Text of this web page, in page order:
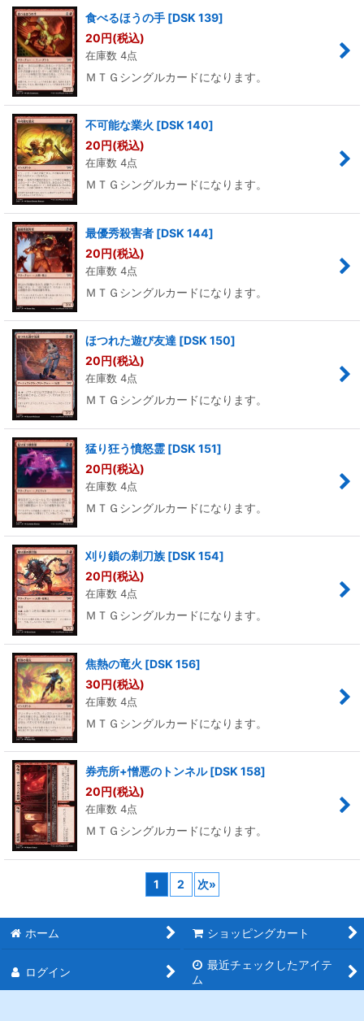
食べるほうの手 [DSK 139]
20円(税込)
在庫数 4点
ＭＴＧシングルカードになります。
不可能な業火 [DSK 140]
20円(税込)
在庫数 4点
ＭＴＧシングルカードになります。
最優秀殺害者 [DSK 144]
20円(税込)
在庫数 4点
ＭＴＧシングルカードになります。
ほつれた遊び友達 [DSK 150]
20円(税込)
在庫数 4点
ＭＴＧシングルカードになります。
猛り狂う憤怒霊 [DSK 151]
20円(税込)
在庫数 4点
ＭＴＧシングルカードになります。
刈り鎖の剃刀族 [DSK 154]
20円(税込)
在庫数 4点
ＭＴＧシングルカードになります。
焦熱の竜火 [DSK 156]
30円(税込)
在庫数 4点
ＭＴＧシングルカードになります。
券売所+憎悪のトンネル [DSK 158]
20円(税込)
在庫数 4点
ＭＴＧシングルカードになります。
1 2 次»
ホーム ショッピングカート
ログイン
最近チェックしたアイテ
ム